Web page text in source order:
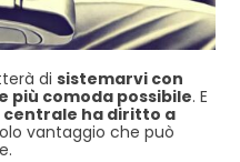
di sistemarvi con
più comoda possibile. E
centrale ha diritto a
vantaggio che può